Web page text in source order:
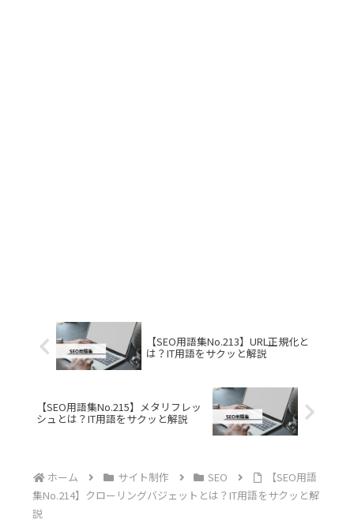
【SEO用語集No.213】URL正規化と
は？IT用語をサクッと解説
【SEO用語集No.215】メタリフレッ
シュとは？IT用語をサクッと解説
ホーム サイト制作 SEO
【SEO用語
集No.214】クローリングバジェットとは？IT用語をサクッと解
説